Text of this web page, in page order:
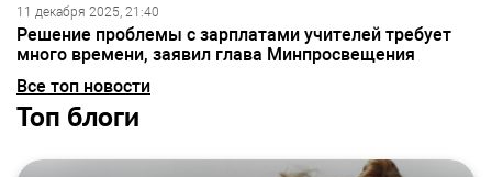
11 декабря 2025, 21:40
Решение проблемы с зарплатами учителей требует
много времени, заявил глава Минпросвещения
Все топ новости
Топ блоги